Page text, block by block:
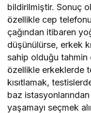
bildirilmiştir. Sonuç
özellikle cep
çağından itibaren
düşünülürse, erkek
sahip olduğu tahmin
özellikle erkeklerde
kısıtlamak,
baz
yaşamayı seçmek